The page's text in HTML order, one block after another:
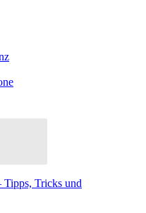
Tipps, Tricks und